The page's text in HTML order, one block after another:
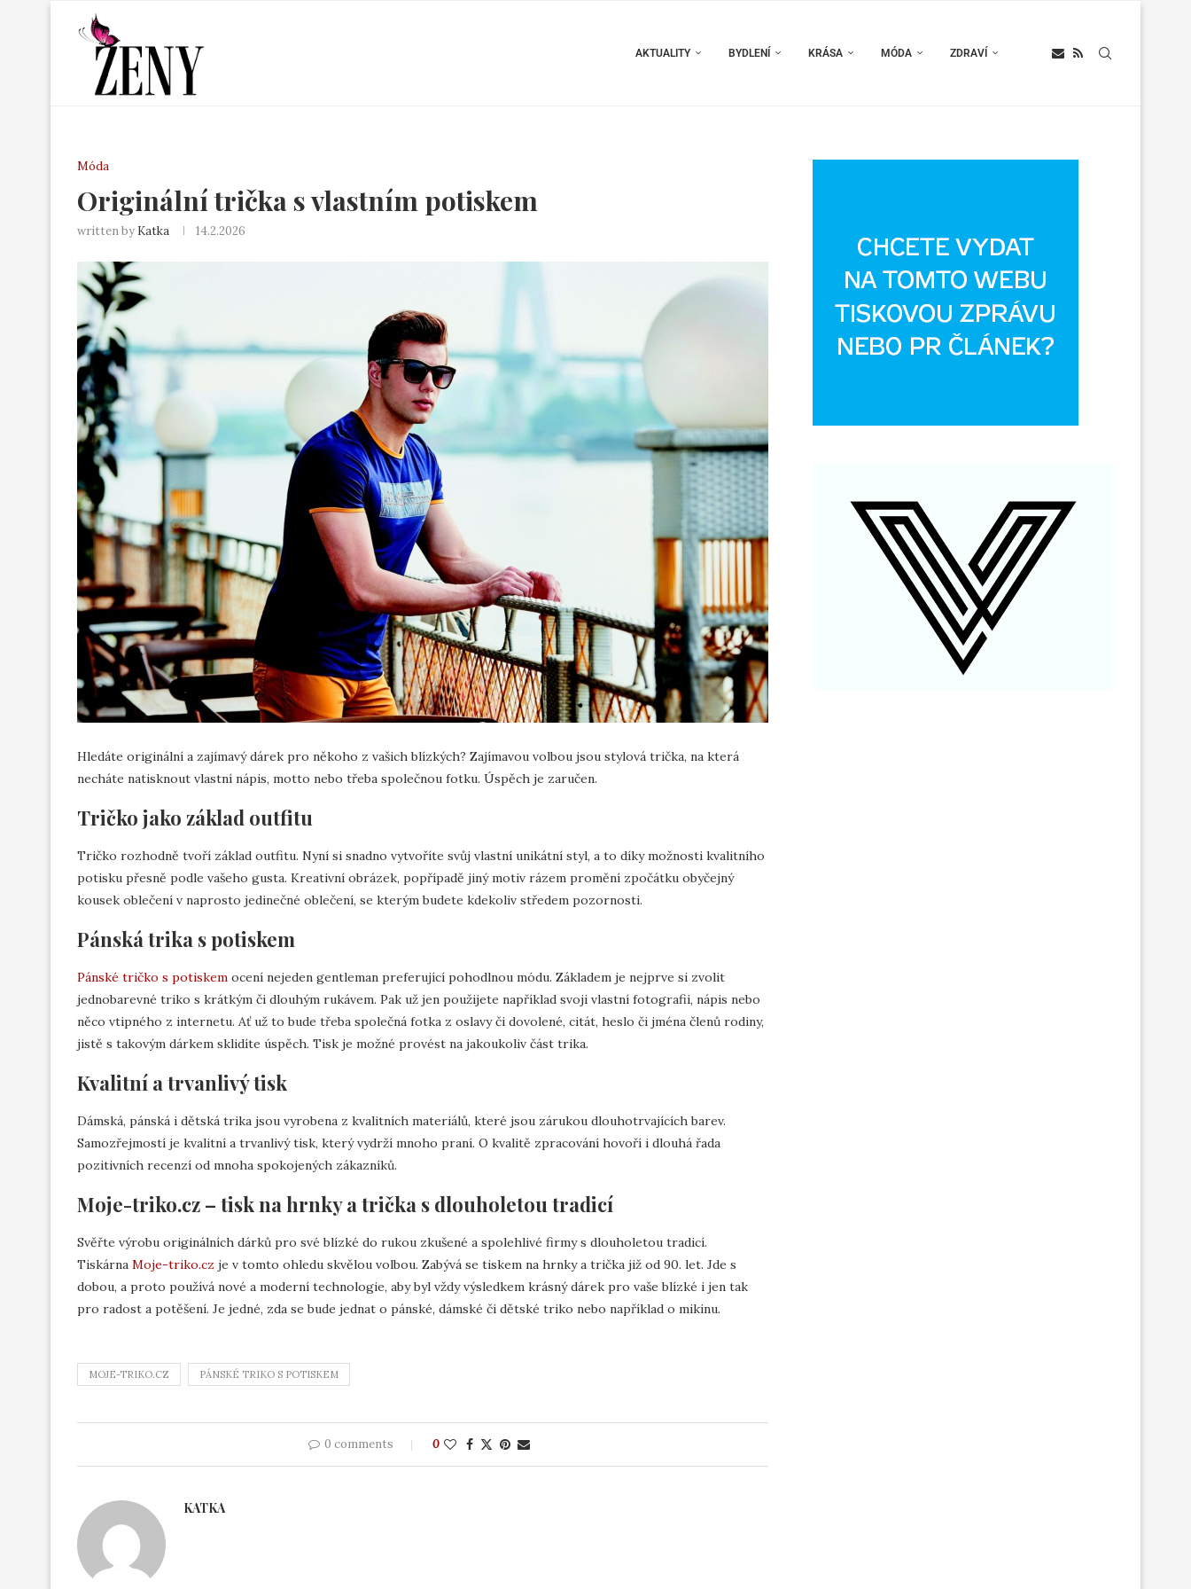
AKTUALITY BYDLENÍ KRÁSA MÓDA ZDRAVÍ
Móda
Originální trička s vlastním potiskem
written by Katka 14.2.2026
Hledáte originální a zajímavý dárek pro někoho z vašich blízkých? Zajímavou volbou jsou stylová trička, na která
necháte natisknout vlastní nápis, motto nebo třeba společnou fotku. Úspěch je zaručen.
Tričko jako základ outfitu
Tričko rozhodně tvoří základ outfitu. Nyní si snadno vytvoříte svůj vlastní unikátní styl, a to díky možnosti kvalitního
potisku přesně podle vašeho gusta. Kreativní obrázek, popřípadě jiný motiv rázem promění zpočátku obyčejný
kousek oblečení v naprosto jedinečné oblečení, se kterým budete kdekoliv středem pozornosti.
Pánská trika s potiskem
Pánské tričko s potiskem ocení nejeden gentleman preferující pohodlnou módu. Základem je nejprve si zvolit
jednobarevné triko s krátkým či dlouhým rukávem. Pak už jen použijete například svoji vlastní fotografii, nápis nebo
něco vtipného z internetu. Ať už to bude třeba společná fotka z oslavy či dovolené, citát, heslo či jména členů rodiny,
jistě s takovým dárkem sklidíte úspěch. Tisk je možné provést na jakoukoliv část trika.
Kvalitní a trvanlivý tisk
Dámská, pánská i dětská trika jsou vyrobena z kvalitních materiálů, které jsou zárukou dlouhotrvajících barev.
Samozřejmostí je kvalitní a trvanlivý tisk, který vydrží mnoho praní. O kvalitě zpracování hovoří i dlouhá řada
pozitivních recenzí od mnoha spokojených zákazníků.
Moje-triko.cz – tisk na hrnky a trička s dlouholetou tradicí
Svěřte výrobu originálních dárků pro své blízké do rukou zkušené a spolehlivé firmy s dlouholetou tradicí.
Tiskárna Moje-triko.cz je v tomto ohledu skvělou volbou. Zabývá se tiskem na hrnky a trička již od 90. let. Jde s
dobou, a proto používá nové a moderní technologie, aby byl vždy výsledkem krásný dárek pro vaše blízké i jen tak
pro radost a potěšení. Je jedné, zda se bude jednat o pánské, dámské či dětské triko nebo například o mikinu.
MOJE-TRIKO.CZ PÁNSKÉ TRIKO S POTISKEM
0 comments 0
KATKA